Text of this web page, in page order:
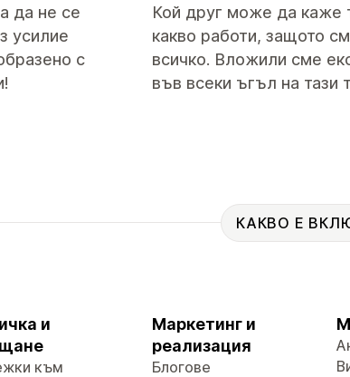
да не се
усилие
с
Кой друг може да каже
какво работи, защото
всичко. Вложили сме
във всеки ъгъл на тази
КАКВО Е
и
към
Маркетинг и
реализация
Блогове